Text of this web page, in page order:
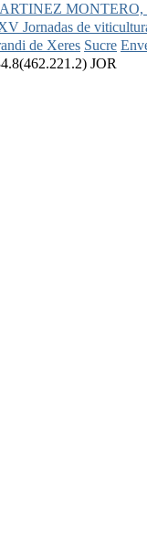
MONTERO,
Jornadas de
de Xeres Sucre
JOR